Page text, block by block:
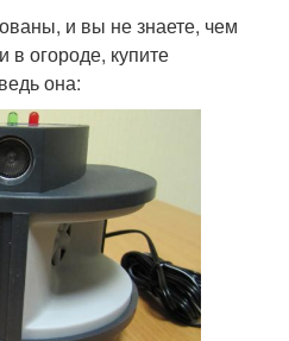
и вы не знаете, чем
в огороде, купите
она: